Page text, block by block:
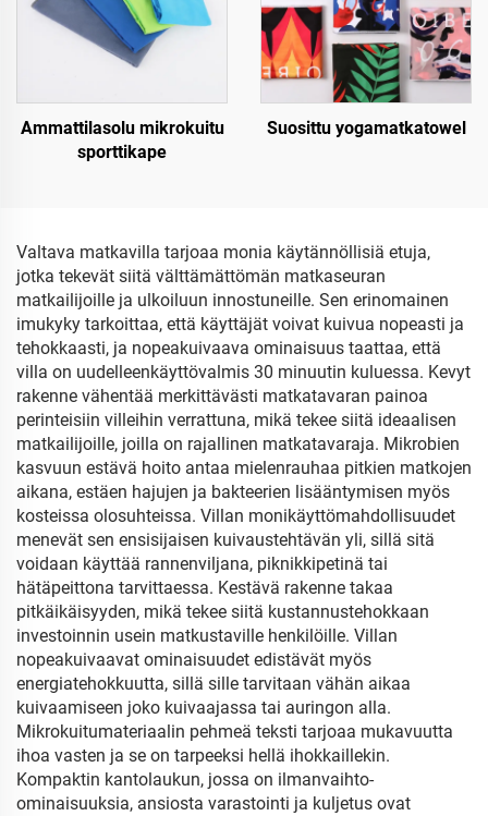
Ammattilasolu mikrokuitu
sporttikape
Suosittu yogamatkatowel
Valtava matkavilla tarjoaa monia käytännöllisiä etuja,
jotka tekevät siitä välttämättömän matkaseuran
matkailijoille ja ulkoiluun innostuneille. Sen erinomainen
imukyky tarkoittaa, että käyttäjät voivat kuivua nopeasti ja
tehokkaasti, ja nopeakuivaava ominaisuus taattaa, että
villa on uudelleenkäyttövalmis 30 minuutin kuluessa. Kevyt
rakenne vähentää merkittävästi matkatavaran painoa
perinteisiin villeihin verrattuna, mikä tekee siitä ideaalisen
matkailijoille, joilla on rajallinen matkatavaraja. Mikrobien
kasvuun estävä hoito antaa mielenrauhaa pitkien matkojen
aikana, estäen hajujen ja bakteerien lisääntymisen myös
kosteissa olosuhteissa. Villan monikäyttömahdollisuudet
menevät sen ensisijaisen kuivaustehtävän yli, sillä sitä
voidaan käyttää rannenviljana, piknikkipetinä tai
hätäpeittona tarvittaessa. Kestävä rakenne takaa
pitkäikäisyyden, mikä tekee siitä kustannustehokkaan
investoinnin usein matkustaville henkilöille. Villan
nopeakuivaavat ominaisuudet edistävät myös
energiatehokkuutta, sillä sille tarvitaan vähän aikaa
kuivaamiseen joko kuivaajassa tai auringon alla.
Mikrokuitumateriaalin pehmeä teksti tarjoaa mukavuutta
ihoa vasten ja se on tarpeeksi hellä ihokkaillekin.
Kompaktin kantolaukun, jossa on ilmanvaihto-
ominaisuuksia, ansiosta varastointi ja kuljetus ovat